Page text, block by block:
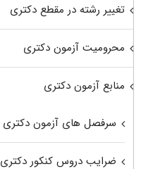
تغییر رشته در مقطع دکتری
محرومیت آزمون دکتری
منابع آزمون دکتری
سرفصل های آزمون دکتری
ضرایب دروس کنکور دکتری